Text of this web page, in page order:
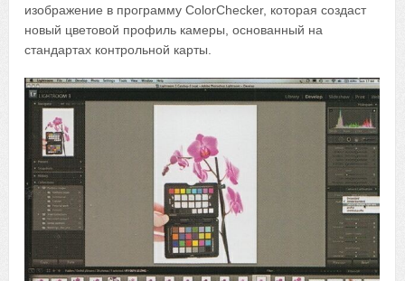
изображение в программу ColorChecker, которая создаст
новый цветовой профиль камеры, основанный на
стандартах контрольной карты.